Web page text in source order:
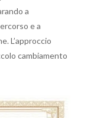
a
e a
L’approccio
cambiamento